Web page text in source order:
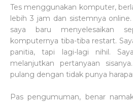
Tes menggunakan komputer,
lebih 3 jam dan sistemnya
saya baru menyelesaikan
komputernya tiba-tiba restart.
panitia, tapi lagi-lagi nihil.
melanjutkan pertanyaan
pulang dengan tidak punya
Pas pengumuman, benar